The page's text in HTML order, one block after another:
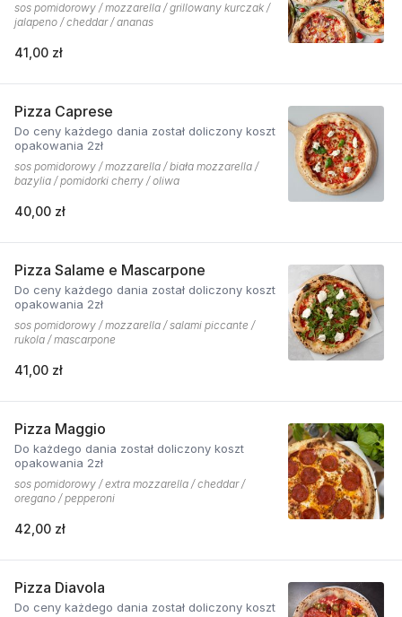
sos pomidorowy / mozzarella / grillowany kurczak /
jalapeno / cheddar / ananas
41,00 zł
Pizza Caprese
Do ceny każdego dania został doliczony koszt
opakowania 2zł
sos pomidorowy / mozzarella / biała mozzarella /
bazylia / pomidorki cherry / oliwa
40,00 zł
Pizza Salame e Mascarpone
Do ceny każdego dania został doliczony koszt
opakowania 2zł
sos pomidorowy / mozzarella / salami piccante /
rukola / mascarpone
41,00 zł
Pizza Maggio
Do każdego dania został doliczony koszt
opakowania 2zł
sos pomidorowy / extra mozzarella / cheddar /
oregano / pepperoni
42,00 zł
Pizza Diavola
Do ceny każdego dania został doliczony koszt